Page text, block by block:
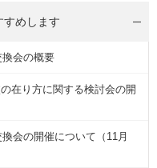
すめします
会の概要
在り方に関する検討会の開
会の開催について（11月